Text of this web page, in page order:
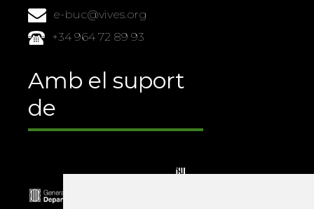
e-buc@vives.org
+34 964 72 89 93
Amb el suport
de